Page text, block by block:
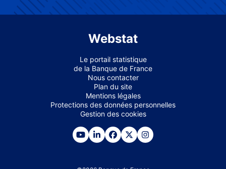
Webstat
Le portail statistique
de la Banque de France
Nous contacter
Plan du site
Mentions légales
Protections des données personnelles
Gestion des cookies